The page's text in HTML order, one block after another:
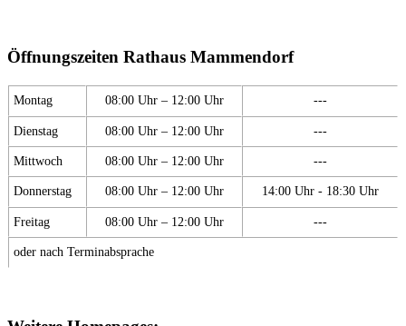
Öffnungszeiten Rathaus Mammendorf
Montag 08:00 Uhr – 12:00 Uhr ---
Dienstag 08:00 Uhr – 12:00 Uhr ---
Mittwoch 08:00 Uhr – 12:00 Uhr ---
Donnerstag 08:00 Uhr – 12:00 Uhr 14:00 Uhr - 18:30 Uhr
Freitag 08:00 Uhr – 12:00 Uhr ---
oder nach Terminabsprache